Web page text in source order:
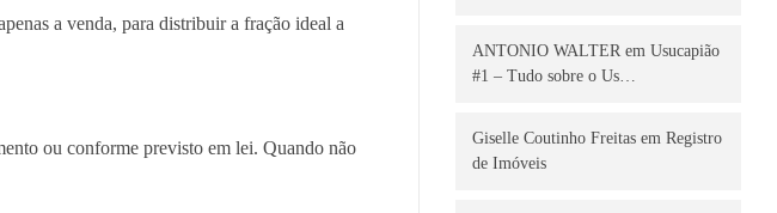
a venda, para distribuir a fração ideal a
ou conforme previsto em lei. Quando não
ANTONIO WALTER em Usucapião
#1 – Tudo sobre o Us…
Giselle Coutinho Freitas em Registro
de Imóveis